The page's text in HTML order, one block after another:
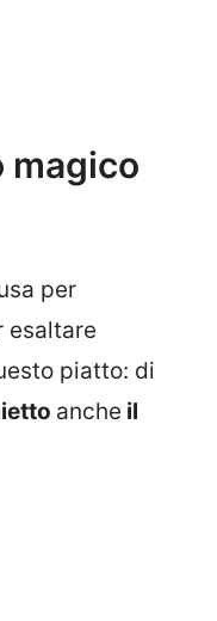
magico
per
esaltare
piatto: di
anche il